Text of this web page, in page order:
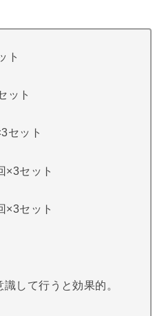
ト
ット
セット
×3セット
×3セット
して行うと効果的。